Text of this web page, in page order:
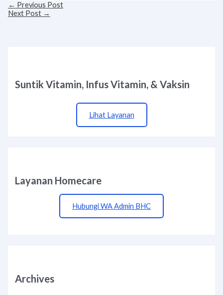
← Previous Post
Next Post →
Suntik Vitamin, Infus Vitamin, & Vaksin
Lihat Layanan
Layanan Homecare
Hubungi WA Admin BHC
Archives